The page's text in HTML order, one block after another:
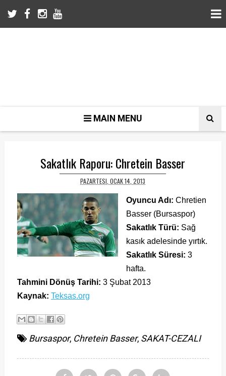
MAIN MENU
Sakatlık Raporu: Chretein Basser
PAZARTESI, OCAK 14, 2013
Oyuncu Adı: Chretien
Basser (Bursaspor)
Sakatlık Türü: Sağ
kasık adelesinde yırtık.
Sakatlık Süresi: 3
hafta.
Tahmini Dönüş Tarihi: 3 Şubat 2013
Kaynak: Teksas.org
Bursaspor, Chretein Basser, SAKAT-CEZALI